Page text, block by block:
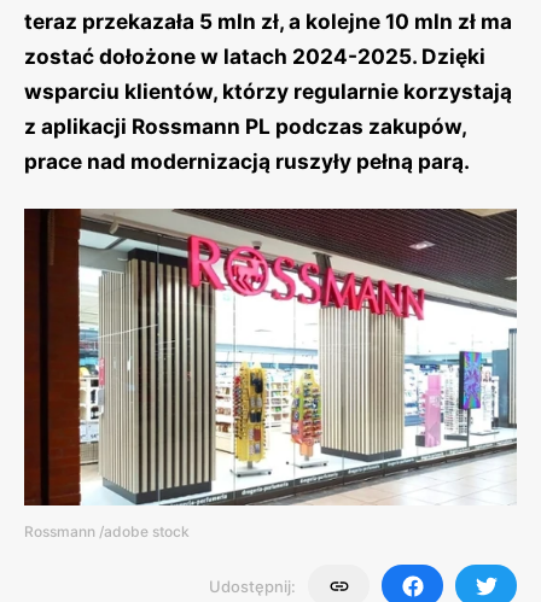
teraz przekazała 5 mln zł, a kolejne 10 mln zł ma
zostać dołożone w latach 2024-2025. Dzięki
wsparciu klientów, którzy regularnie korzystają
z aplikacji Rossmann PL podczas zakupów,
prace nad modernizacją ruszyły pełną parą.
Rossmann /adobe stock
Udostępnij: